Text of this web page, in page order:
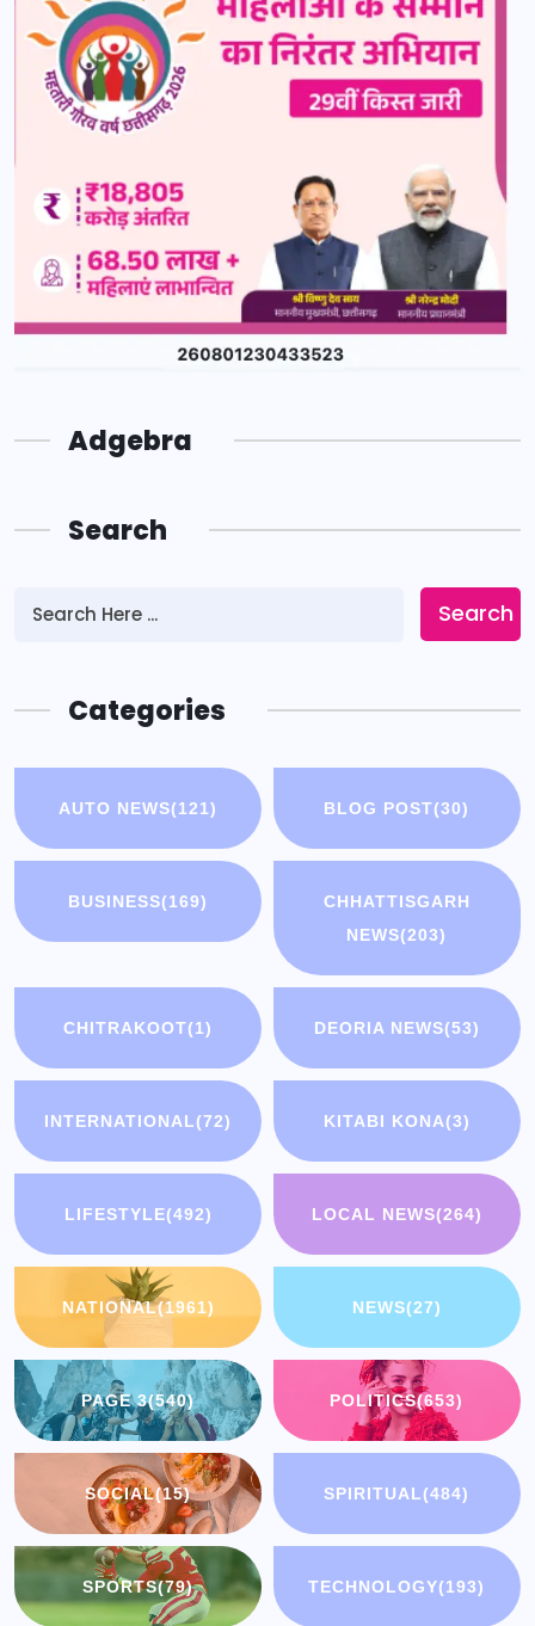
Adgebra
Search
Search
Categories
AUTO NEWS(121) BLOG POST(30)
BUSINESS(169)
CHHATTISGARH
NEWS(203)
CHITRAKOOT(1) DEORIA NEWS(53)
INTERNATIONAL(72) KITABI KONA(3)
LIFESTYLE(492) LOCAL NEWS(264)
NATIONAL(1961) NEWS(27)
PAGE 3(540) POLITICS(653)
SOCIAL(15) SPIRITUAL(484)
SPORTS(79) TECHNOLOGY(193)